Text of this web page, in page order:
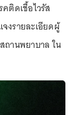
ติดเชื้อไวรัส
งรายละเอียดผู้
ถานพยาบาล ใน